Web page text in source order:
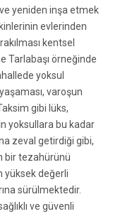
yeniden inşa etmek
evlerinden
kentsel
Tarlabaşı örneğinde
yoksul
varoşun
gibi lüks,
yoksullara bu kadar
zeval getirdiği gibi,
bir tezahürünü
yüksek değerli
sürülmektedir.
ve güvenli